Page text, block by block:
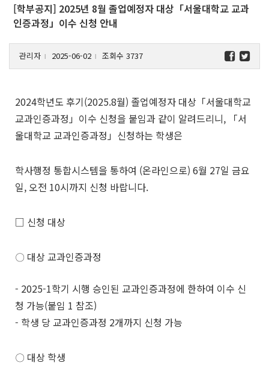
[학부공지] 2025년 8월 졸업예정자 대상「서울대학교 교과
인증과정」이수 신청 안내
관리자 l 2025-06-02 l 조회수 3737
2024학년도 후기(2025.8월) 졸업예정자 대상 「서울대학교
교과인증과정 」 이수 신청을 붙임과 같이 알려드리니, 「서
울대학교 교과인증과정 」 신청하는 학생은
학사행정 통합시스템을 통하여 (온라인으로) 6월 27일 금요
일, 오전 10시까지 신청 바랍니다.
□ 신청 대상
〇 대상 교과인증과정
- 2025-1학기 시행 승인된 교과인증과정에 한하여 이수 신
청 가능(붙임 1 참조)
- 학생 당 교과인증과정 2개까지 신청 가능
〇 대상 학생